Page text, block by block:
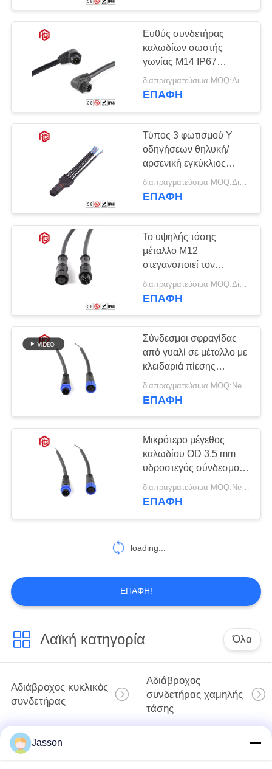
Ευθύς συνδετήρας
καλωδίων σωστής
γωνίας M14 IP67
αδιάβροχος
διαπραγματεύσιμα MOQ:Διαπραγματεύσιμος
ΕΠΑΦΉ
Τύπος 3 φωτισμού Υ
οδηγήσεων θηλυκή/
αρσενική εγκύκλιος
συνδετήρων θραυστών
καλωδίων καρφιτσών
διαπραγματεύσιμα MOQ:Διαπραγματεύσιμος
ΕΠΑΦΉ
Το υψηλής τάσης
μέταλλο M12
στεγανοποιεί τον
κυκλικό συνδετήρα
ΕΠΑΦΉ
Σύνδεσμοι σφραγίδας
από γυαλί σε μέταλλο με
κλειδαριά πίεσης
240VAC
διαπραγματεύσιμα MOQ:Negotiable
ΕΠΑΦΉ
Μικρότερο μέγεθος
καλωδίου OD 3,5 mm
υδροστεγός σύνδεσμος
υψηλού ρεύματος με
πιστοποίηση
διαπραγματεύσιμα MOQ:Negotiable
ΕΠΑΦΉ
loading...
ΕΠΑΦΉ!
Λαϊκή κατηγορία Όλα
Αδιάβροχος κυκλικός
συνδετήρας
Αδιάβροχος
συνδετήρας χαμηλής
τάσης
Αδιάβροχος
συνδετήρας
Jasson